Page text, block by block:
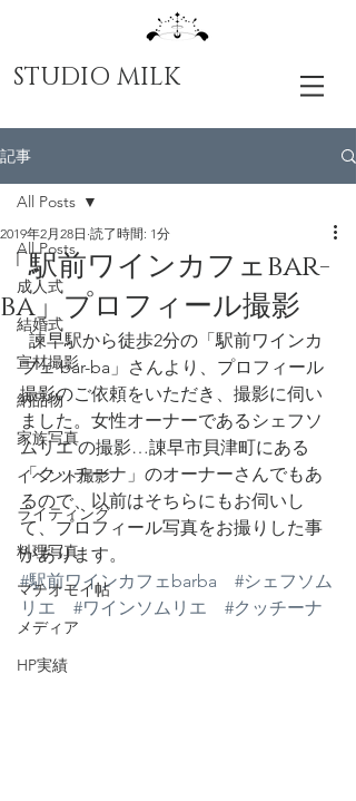
STUDIO MILK
記事
All Posts
成人式
結婚式
宣材撮影
納品物
家族写真
イベント撮影
ライティング
料理写真
マチオモイ帖
メディア
HP実績
All Posts
「駅前ワインカフェbar-
ba」プロフィール撮影
2019年2月28日 読了時間: 1分
フェ bar-ba」さんより、プロフィール
撮影のご依頼をいただき、撮影に伺い
ました。女性オーナーであるシェフソ
ムリエ の撮影…諌早市貝津町にある
「クッチーナ」のオーナーさんでもあ
るので、以前はそちらにもお伺いし
て、プロフィール写真をお撮りした事
があります。
#駅前ワインカフェbarba
#シェフソム
リエ
#ワインソムリエ #クッチーナ